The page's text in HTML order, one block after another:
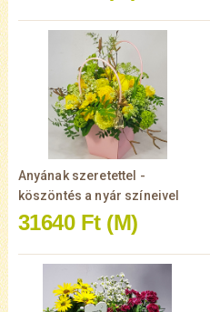
Anyának szeretettel -
köszöntés a nyár színeivel
31640 Ft (M)